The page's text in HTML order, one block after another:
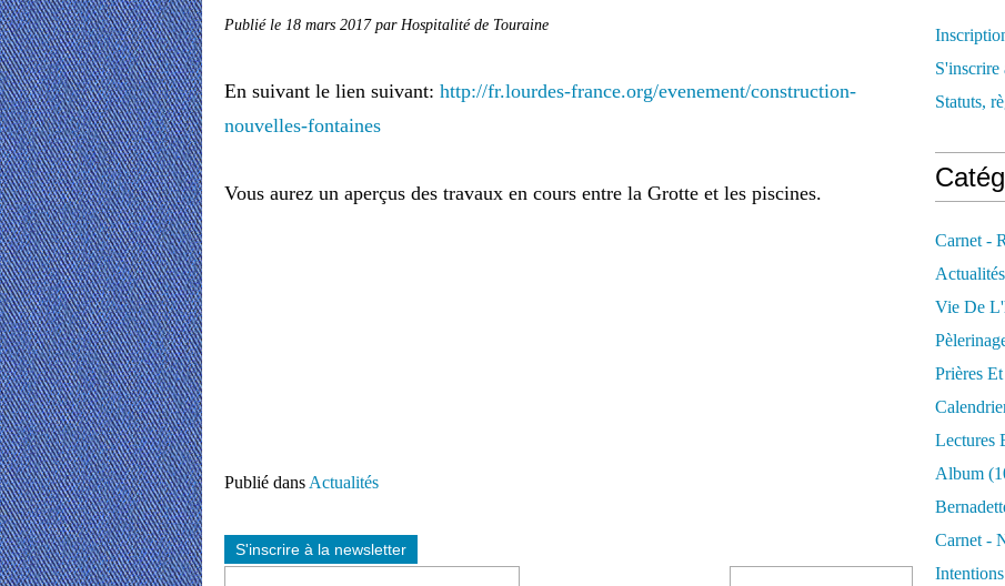
Publié le 18 mars 2017par Hospitalité de Touraine
En suivant le lien suivant: http://fr.lourdes-france.org/evenement/construction-
nouvelles-fontaines
Vous aurez un aperçus des travaux en cours entre la Grotte et les piscines.
Publié dans Actualités
S'inscrire à la newsletter
S'inscrire
Statuts,
Carnet -
Actualités
Vie De
Prières
Lectures
Album
Carnet -